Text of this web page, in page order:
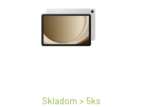
šesťuholníkovým dizajnom,
ktoré nevyžaduje nabíjanie, ti
zaručia komfort pri práci i
kreatívnom vyžití počas celéh
Skladom > 5ks